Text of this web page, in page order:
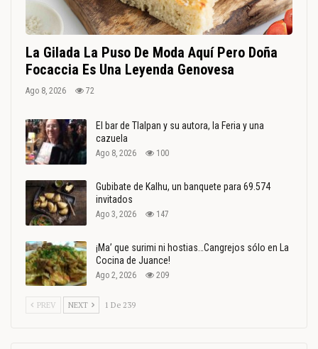
La Gilada La Puso De Moda Aquí Pero Doña
Focaccia Es Una Leyenda Genovesa
Ago 8, 2026 72
El bar de Tlalpan y su autora, la Feria y una
cazuela
Ago 8, 2026 100
Gubibate de Kalhu, un banquete para 69.574
invitados
Ago 3, 2026 147
¡Ma’ que surimi ni hostias…Cangrejos sólo en La
Cocina de Juance!
Ago 2, 2026 209
PREV NEXT 1 De 239